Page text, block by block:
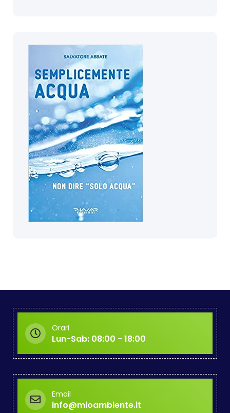
Orari
Lun-Sab: 08:00 - 18:00
Email
info@mioambiente.it